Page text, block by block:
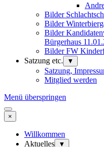
Bilder
Bilder
Bilder
Bürgerhaus
Bilder FW
Satzung etc.
▼
Satzung,
Mitglied werden
Menü überspringen
×
Willkommen
Aktuelles
▼